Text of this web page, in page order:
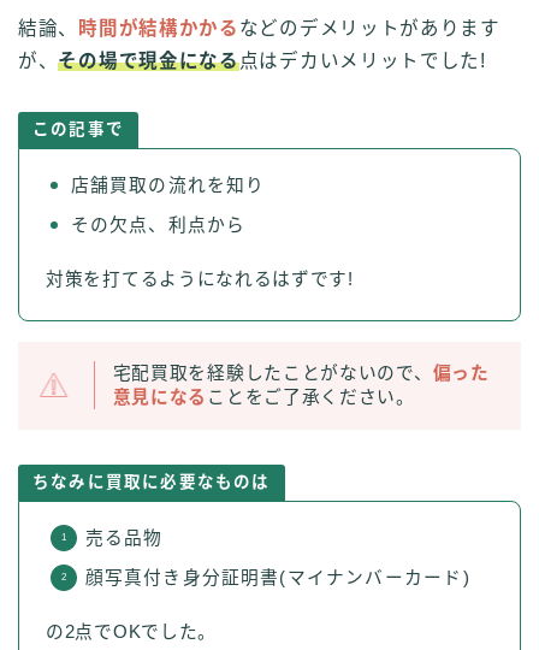
結論、 時間が結構かかる などのデメリットがあります
が、その場で現金になる点はデカいメリットでした!
この記事で
店舗買取の流れを知り
その欠点、利点から
対策を打てるようになれるはずです!
宅配買取を経験したことがないので、 偏った
意見になる ことをご了承ください。
ちなみに買取に必要なものは
売る品物
顔写真付き身分証明書(マイナンバーカード)
の2点でOKでした。